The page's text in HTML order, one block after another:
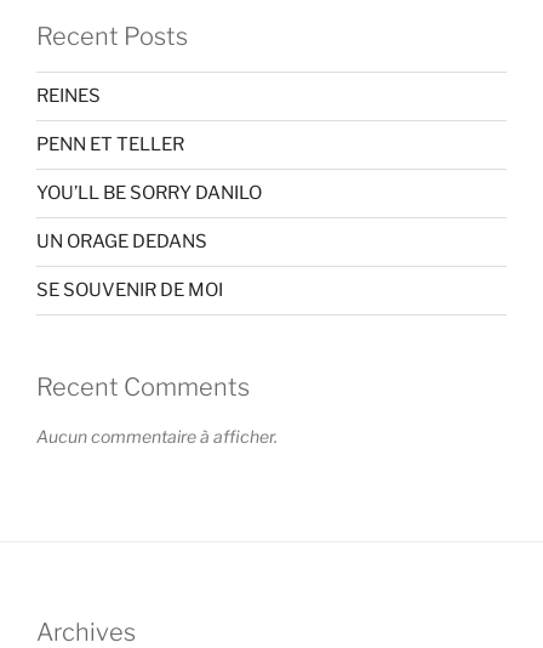
Recent Posts
REINES
PENN ET TELLER
YOU’LL BE SORRY DANILO
UN ORAGE DEDANS
SE SOUVENIR DE MOI
Recent Comments
Aucun commentaire à afficher.
Archives